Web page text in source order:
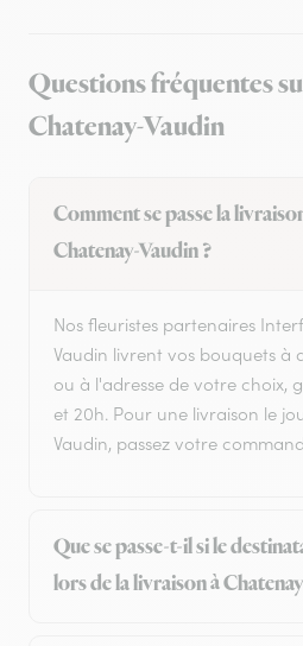
Questions fréquentes
Chatenay-Vaudin
Comment se passe la
Chatenay-Vaudin ?
Nos fleuristes partenaires
Vaudin livrent vos bouquets à
ou à l'adresse de votre choix,
et 20h. Pour une livraison le
Vaudin, passez votre
Que se passe-t-il si le
lors de la livraison à